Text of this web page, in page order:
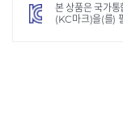
본 상품은 국가
(KC마크)을(를)